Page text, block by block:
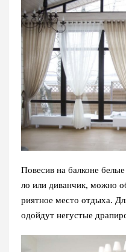
Повесив на балконе
ло или диванчик, можно
риятное место отдыха.
одойдут негустые